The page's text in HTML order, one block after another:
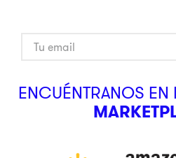
ENCUÉNTRANOS EN